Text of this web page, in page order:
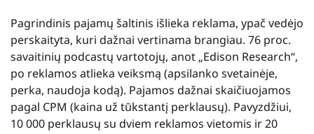
Pagrindinis pajamų šaltinis išlieka reklama, ypač vedėjo
perskaityta, kuri dažnai vertinama brangiau. 76 proc.
savaitinių podcastų vartotojų, anot „Edison Research“,
po reklamos atlieka veiksmą (apsilanko svetainėje,
perka, naudoja kodą). Pajamos dažnai skaičiuojamos
pagal CPM (kaina už tūkstantį perklausų). Pavyzdžiui,
10 000 perklausų su dviem reklamos vietomis ir 20